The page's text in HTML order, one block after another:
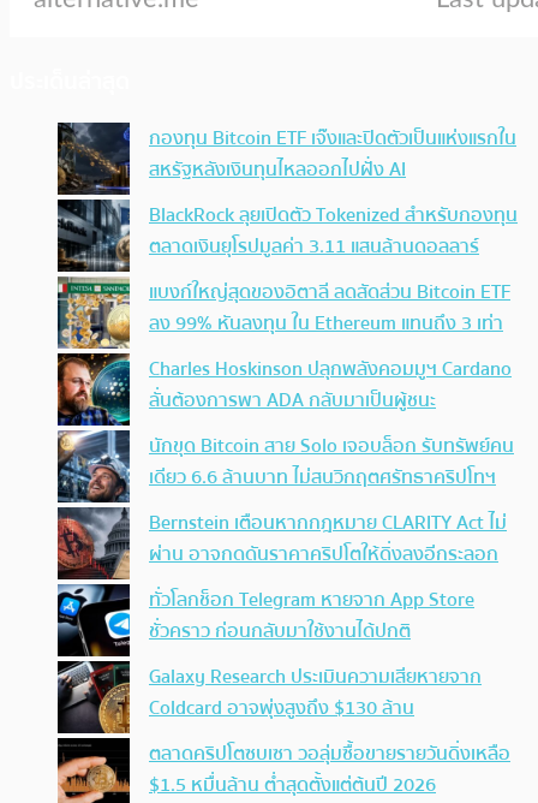
กองทุน Bitcoin ETF เจ๊งและปิดตัวเป็นแห่งแรกใน
สหรัฐหลังเงินทุนไหลออกไปฝั่ง AI
BlackRock ลุยเปิดตัว Tokenized สำหรับกองทุน
ตลาดเงินยุโรปมูลค่า 3.11 แสนล้านดอลลาร์
แบงก์ใหญ่สุดของอิตาลี ลดสัดส่วน Bitcoin ETF
ลง 99% หันลงทุน ใน Ethereum แทนถึง 3 เท่า
Charles Hoskinson ปลุกพลังคอมมูฯ Cardano
ลั่นต้องการพา ADA กลับมาเป็นผู้ชนะ
นักขุด Bitcoin สาย Solo เจอบล็อก รับทรัพย์คน
เดียว 6.6 ล้านบาท ไม่สนวิกฤตศรัทธาคริปโทฯ
Bernstein เตือนหากกฎหมาย CLARITY Act ไม่
ผ่าน อาจกดดันราคาคริปโตให้ดิ่งลงอีกระลอก
ทั่วโลกช็อก Telegram หายจาก App Store
ชั่วคราว ก่อนกลับมาใช้งานได้ปกติ
Galaxy Research ประเมินความเสียหายจาก
Coldcard อาจพุ่งสูงถึง $130 ล้าน
ตลาดคริปโตซบเซา วอลุ่มซื้อขายรายวันดิ่งเหลือ
$1.5 หมื่นล้าน ต่ำสุดตั้งแต่ต้นปี 2026